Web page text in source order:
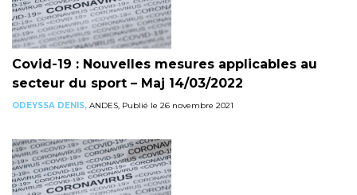
Covid-19 : Nouvelles mesures applicables au
secteur du sport – Maj 14/03/2022
ODEYSSA DENIS, ANDES, Publié le 26 novembre 2021